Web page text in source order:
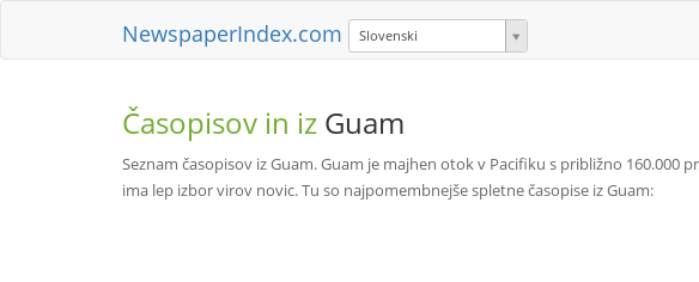
NewspaperIndex.com Slovenski
Časopisov in iz Guam
Seznam časopisov iz Guam. Guam je majhen otok v Pacifiku s približno 160.000
ima lep izbor virov novic. Tu so najpomembnejše spletne časopise iz Guam: